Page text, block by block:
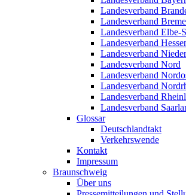
Landesverband
Landesverband
Landesverband Elbe-
Landesverband
Landesverband
Landesverband Nord
Landesverband
Landesverband
Landesverband
Landesverband
Glossar
Deutschlandtakt
Verkehrswende
Kontakt
Impressum
Braunschweig
Über uns